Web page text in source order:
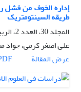
إداره الخوف من فشل
طریقه السینتومتریک
المجلد 30، العدد 2، الربيع 1444، الصفحة
علی اصغر کرمی، جواد
عرض المقالة